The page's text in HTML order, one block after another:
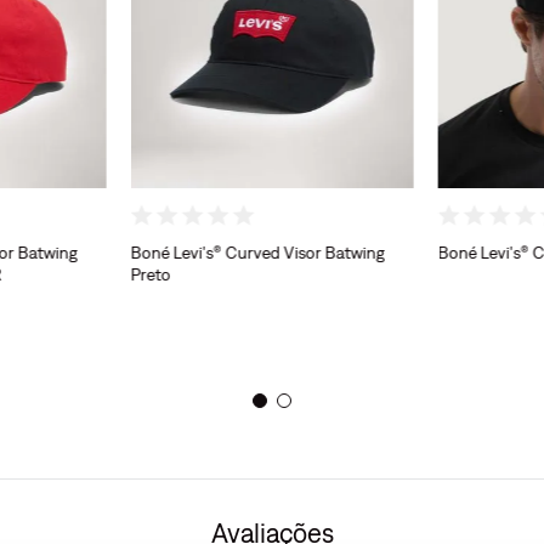
Batwing
Boné Levi's® Curved Visor Batwing
Preto
Boné Levi's®
Avaliações